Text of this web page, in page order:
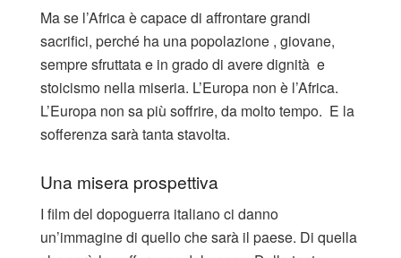
Ma se l’Africa è capace di affrontare grandi
sacrifici, perché ha una popolazione , giovane,
sempre sfruttata e in grado di avere dignità e
stoicismo nella miseria. L’Europa non è l’Africa.
L’Europa non sa più soffrire, da molto tempo. E la
sofferenza sarà tanta stavolta.
Una misera prospettiva
I film del dopoguerra italiano ci danno
un’immagine di quello che sarà il paese. Di quella